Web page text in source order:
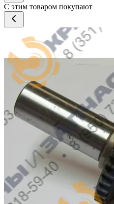
С этим товаром покупают